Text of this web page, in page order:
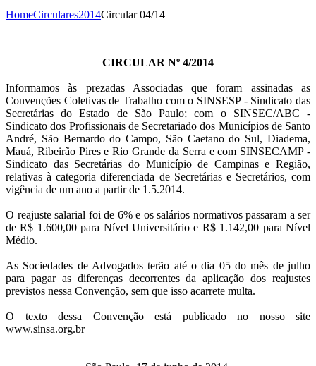
HomeCirculares2014Circular 04/14
CIRCULAR Nº 4/2014
Informamos às prezadas Associadas que foram assinadas as
Convenções Coletivas de Trabalho com o SINSESP - Sindicato das
Secretárias do Estado de São Paulo; com o SINSEC/ABC -
Sindicato dos Profissionais de Secretariado dos Municípios de Santo
André, São Bernardo do Campo, São Caetano do Sul, Diadema,
Mauá, Ribeirão Pires e Rio Grande da Serra e com SINSECAMP -
Sindicato das Secretárias do Município de Campinas e Região,
relativas à categoria diferenciada de Secretárias e Secretários, com
vigência de um ano a partir de 1.5.2014.
O reajuste salarial foi de 6% e os salários normativos passaram a ser
de R$ 1.600,00 para Nível Universitário e R$ 1.142,00 para Nível
Médio.
As Sociedades de Advogados terão até o dia 05 do mês de julho
para pagar as diferenças decorrentes da aplicação dos reajustes
previstos nessa Convenção, sem que isso acarrete multa.
O texto dessa Convenção está publicado no nosso site
www.sinsa.org.br